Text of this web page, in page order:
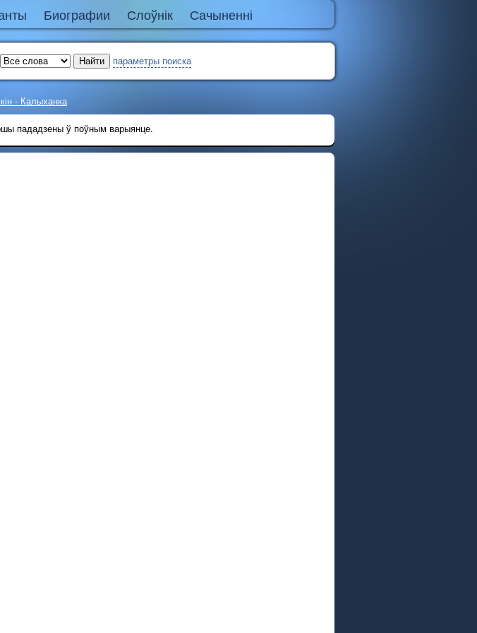
Биографии Слоўнік Сачыненні
параметры поиска
- Калыханка
пададзены ў поўным варыянце.